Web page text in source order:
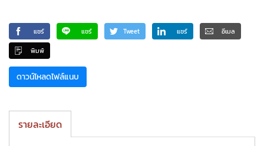
แชร์ แชร์ Tweet แชร์ อีเมล
พิมพ์
ดาวน์โหลดไฟล์แนบ
รายละเอียด